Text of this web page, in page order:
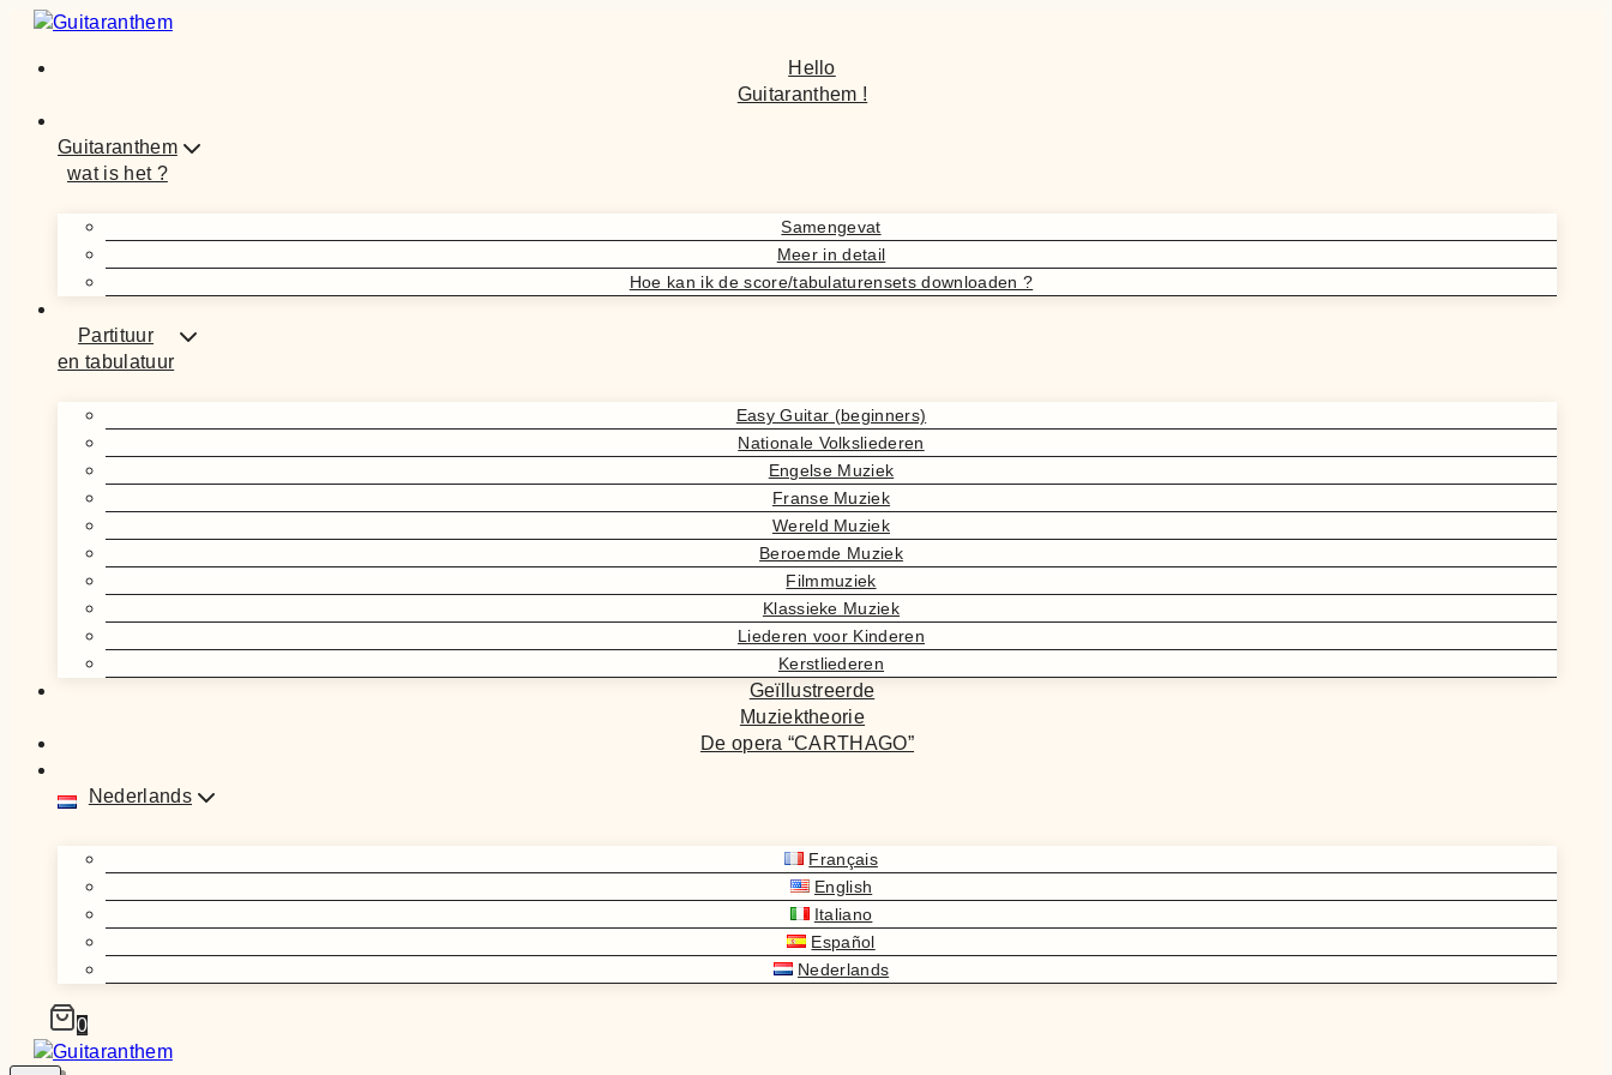
Doorgaan
inhoud
Hello
Guitaranthem !
Guitaranthem
wat is het ?
Samengevat
Meer in detail
Hoe kan ik de score/tabulaturensets downloaden ?
Partituur
en tabulatuur
Easy Guitar (beginners)
Nationale Volksliederen
Engelse Muziek
Franse Muziek
Wereld Muziek
Beroemde Muziek
Filmmuziek
Klassieke Muziek
Liederen voor Kinderen
Kerstliederen
Geïllustreerde
Muziektheorie
De opera “CARTHAGO”
Nederlands
Français
English
Italiano
Español
Nederlands
0